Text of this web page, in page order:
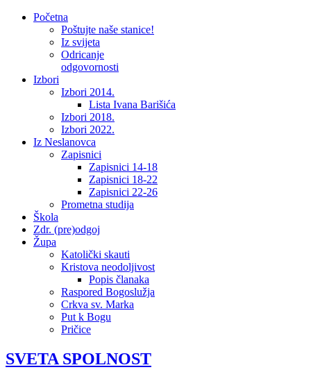
Početna
Poštujte naše stanice!
Iz svijeta
Odricanje
odgovornosti
Izbori
Izbori 2014.
Lista Ivana Barišića
Izbori 2018.
Izbori 2022.
Iz Neslanovca
Zapisnici
Zapisnici 14-18
Zapisnici 18-22
Zapisnici 22-26
Prometna studija
Škola
Zdr. (pre)odgoj
Župa
Katolički skauti
Kristova neodoljivost
Popis članaka
Raspored Bogoslužja
Crkva sv. Marka
Put k Bogu
Pričice
SVETA SPOLNOST